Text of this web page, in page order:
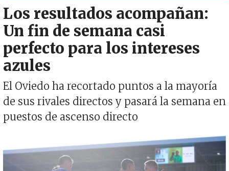
Los resultados acompañan:
Un fin de semana casi
perfecto para los intereses
azules
El Oviedo ha recortado puntos a la mayoría
de sus rivales directos y pasará la semana en
puestos de ascenso directo